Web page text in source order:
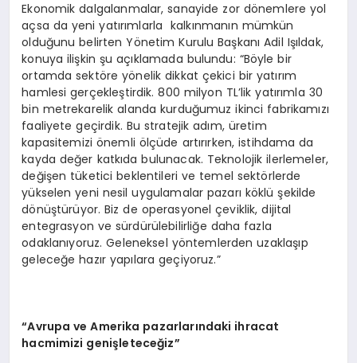
Ekonomik dalgalanmalar, sanayide zor dönemlere yol
açsa da yeni yatırımlarla kalkınmanın mümkün
olduğunu belirten Yönetim Kurulu Başkanı Adil Işıldak,
konuya ilişkin şu açıklamada bulundu: “Böyle bir
ortamda sektöre yönelik dikkat çekici bir yatırım
hamlesi gerçekleştirdik. 800 milyon TL’lik yatırımla 30
bin metrekarelik alanda kurduğumuz ikinci fabrikamızı
faaliyete geçirdik. Bu stratejik adım, üretim
kapasitemizi önemli ölçüde artırırken, istihdama da
kayda değer katkıda bulunacak. Teknolojik ilerlemeler,
değişen tüketici beklentileri ve temel sektörlerde
yükselen yeni nesil uygulamalar pazarı köklü şekilde
dönüştürüyor. Biz de operasyonel çeviklik, dijital
entegrasyon ve sürdürülebilirliğe daha fazla
odaklanıyoruz. Geleneksel yöntemlerden uzaklaşıp
geleceğe hazır yapılara geçiyoruz.”
“Avrupa ve Amerika pazarlarındaki ihracat
hacmimizi genişleteceğiz”